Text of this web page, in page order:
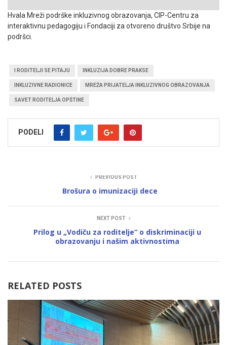
Hvala Mreži podrške inkluzivnog obrazovanja, CIP-Centru za
interaktivnu pedagogiju i Fondaciji za otvoreno društvo Srbije na
podršci.
I RODITELJI SE PITAJU INKLUZIJA DOBRE PRAKSE
INKLUZIVNE RADIONICE MREŽA PRIJATELJA INKLUZIVNOG OBRAZOVANJA
SAVET RODITELJA OPŠTINE
PODELI
PREVIOUS POST
Brošura o imunizaciji dece
NEXT POST
Prilog u „Vodiču za roditelje“ o diskriminaciji u
obrazovanju i našim aktivnostima
RELATED POSTS